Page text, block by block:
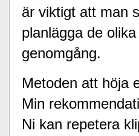
är viktigt att man
planlägga de
genomgång.
Metoden att höja
Min
Ni kan repetera